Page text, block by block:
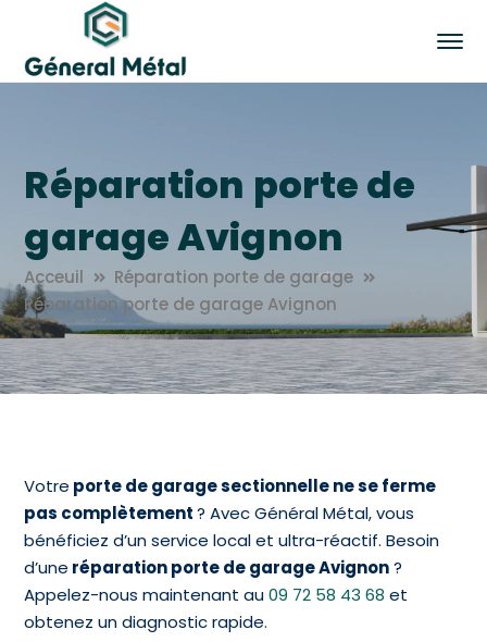
Réparation porte de
garage Avignon
Acceuil
Réparation porte de garage
Réparation porte de garage Avignon
Votre porte de garage sectionnelle ne se ferme
pas complètement? Avec Général Métal, vous
bénéficiez d’un service local et ultra-réactif.Besoin
d’une réparation porte de garage Avignon?
Appelez-nous maintenant au09 72 58 43 68 et
obtenez un diagnostic rapide.